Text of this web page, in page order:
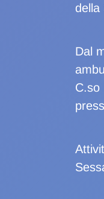
della
Dal
C.so